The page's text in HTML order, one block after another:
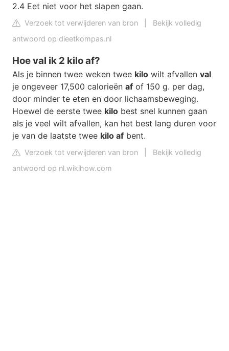
2.4 Eet niet voor het slapen gaan.
Verzoek tot verwijderen van bron
Bekijk volledig
antwoord op dieetkompas.nl
Hoe val ik 2 kilo af?
Als je binnen twee weken twee kilo wilt afvallen val
je ongeveer 17,500 calorieën af of 150 g. per dag,
door minder te eten en door lichaamsbeweging.
Hoewel de eerste twee kilo best snel kunnen gaan
als je veel wilt afvallen, kan het best lang duren voor
je van de laatste twee kilo af bent.
Verzoek tot verwijderen van bron
Bekijk volledig
antwoord op nl.wikihow.com